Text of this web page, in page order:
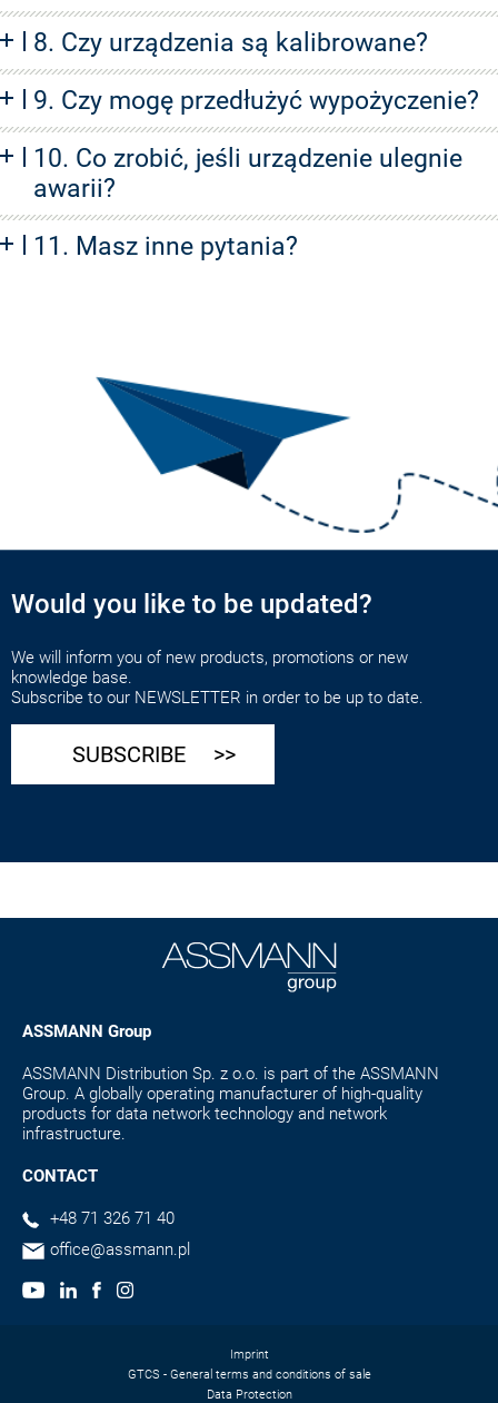
8. Czy urządzenia są kalibrowane?
9. Czy mogę przedłużyć wypożyczenie?
10. Co zrobić, jeśli urządzenie ulegnie
awarii?
11. Masz inne pytania?
Would you like to be updated?
We will inform you of new products, promotions or new
knowledge base.
Subscribe to our NEWSLETTER in order to be up to date.
SUBSCRIBE >>
ASSMANN Group
ASSMANN Distribution Sp. z o.o. is part of the ASSMANN
Group. A globally operating manufacturer of high-quality
products for data network technology and network
infrastructure.
CONTACT
+48 71 326 71 40
office@assmann.pl
Imprint
GTCS - General terms and conditions of sale
Data Protection